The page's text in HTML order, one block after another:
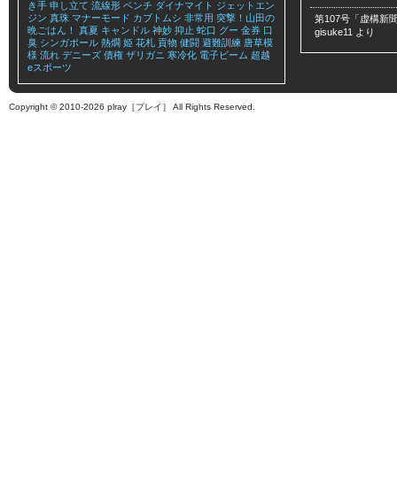
き手 申し立て 流線形 ベンチ ダイナマイト ジェットエン
ジン 真珠 マナーモード カブトムシ 非常用 突撃！山田の
晩ごはん！
真夏 キャンドル 神妙 抑止 蛇口 グー 金券 口
臭 シンガポール 熱燗 姫 花札 貢物 健闘 避難訓練 唐草模
様 流れ デニーズ 債権 ザリガニ 寒冷化 電子ビーム 超越
eスポーツ
第107号「虚構新
gisuke11 より
Copyright © 2010-2026 plray［プレイ］ All Rights Reserved.